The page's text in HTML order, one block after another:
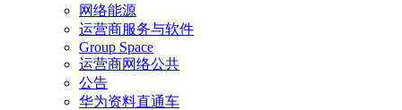
网络能源
运营商服务与软件
Group Space
运营商网络公共
公告
华为资料直通车